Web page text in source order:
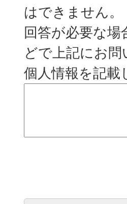
はできません。
回答が必要な
どで上記にお
個人情報を記